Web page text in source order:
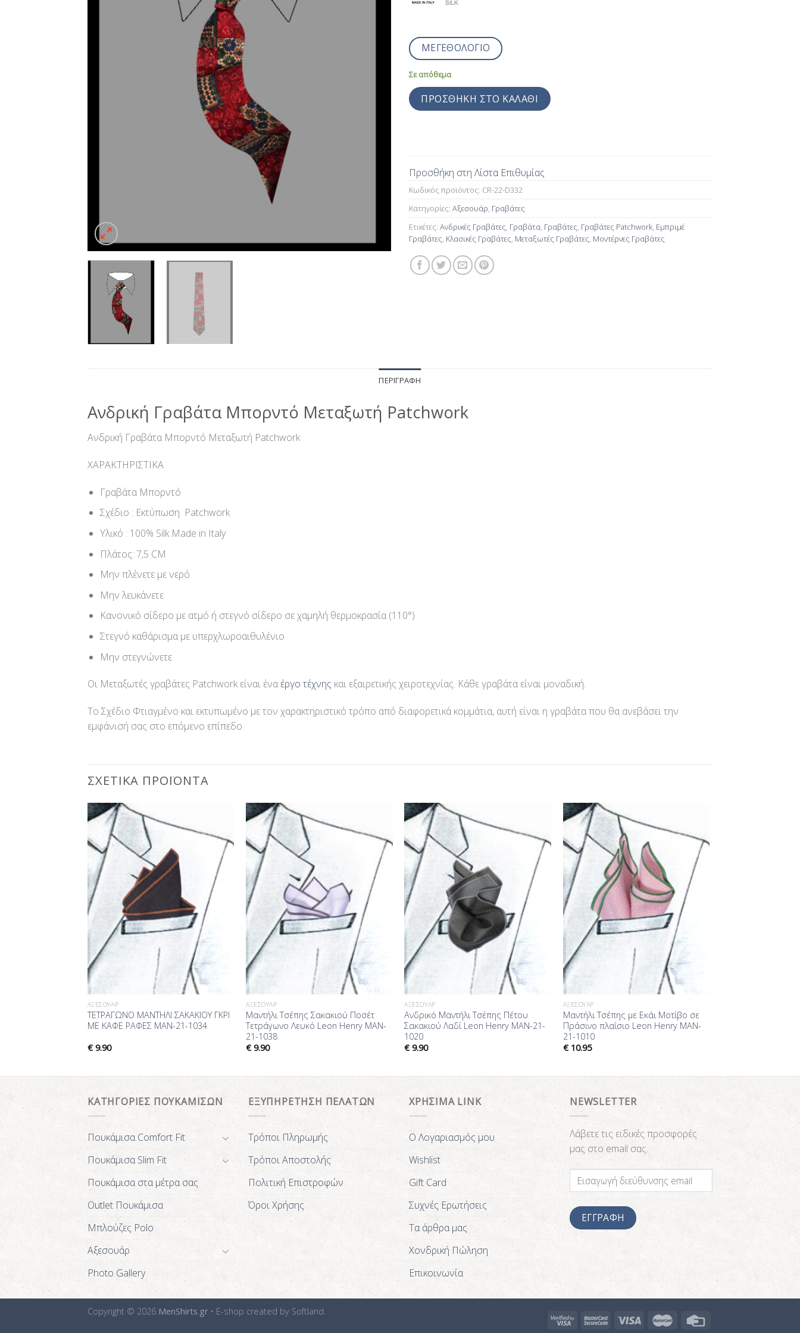
ΜΕΓΕΘΟΛΟΓΙΟ
Σε απόθεμα
ΠΡΟΣΘΉΚΗ ΣΤΟ ΚΑΛΆΘΙ
Προσθήκη στη Λίστα Επιθυμίας
Κωδικός προϊόντος: CR-22-D332
Κατηγορίες: Αξεσουάρ, Γραβάτες
Ετικέτες: Ανδρικές Γραβάτες, Γραβάτα, Γραβάτες, Γραβάτες Patchwork, Εμπριμέ
Γραβάτες, Κλασικές Γραβάτες, Μεταξωτές Γραβάτες, Μοντέρνες Γραβάτες
ΠΕΡΙΓΡΑΦΉ
Ανδρική Γραβάτα Μπορντό Μεταξωτή Patchwork
Ανδρική Γραβάτα Μπορντό Μεταξωτή Patchwork
ΧΑΡΑΚΤΗΡΙΣΤΙΚΑ
Γραβάτα Μπορντό
Σχέδιο : Εκτύπωση Patchwork
Υλικό : 100% Silk Made in Italy
Πλάτος: 7,5 CM
Μην πλένετε με νερό
Μην λευκάνετε
Κανονικό σίδερο με ατμό ή στεγνό σίδερο σε χαμηλή θερμοκρασία (110°)
Στεγνό καθάρισμα με υπερχλωροαιθυλένιο
Μην στεγνώνετε
Οι Μεταξωτές γραβάτες Patchwork είναι ένα έργο τέχνης και εξαιρετικής χειροτεχνίας. Κάθε γραβάτα είναι μοναδική.
Το Σχέδιο Φτιαγμένο και εκτυπωμένο με τον χαρακτηριστικό τρόπο από διαφορετικά κομμάτια, αυτή είναι η γραβάτα που θα ανεβάσει την
εμφάνισή σας στο επόμενο επίπεδο.
ΣΧΕΤΙΚΆ ΠΡΟΪΌΝΤΑ
Προσθήκη
στη Λίστα
Επιθυμίας
ΑΞΕΣΟΥΆΡ
ΤΕΤΡΑΓΩΝΟ ΜΑΝΤΗΛΙ ΣΑΚΑΚΙΟΥ ΓΚΡΙ
ΜΕ ΚΑΦΕ ΡΑΦΕΣ MAN-21-1034
€9.90
Προσθήκη
στη Λίστα
Επιθυμίας
ΑΞΕΣΟΥΆΡ
Μαντήλι Τσέπης Σακακιού Ποσέτ
Τετράγωνο Λευκό Leon Henry MAN-
21-1038
€9.90
Προσθήκη
στη Λίστα
Επιθυμίας
ΑΞΕΣΟΥΆΡ
Ανδρικό Μαντήλι Τσέπης Πέτου
Σακακιού Λαδί Leon Henry MAN-21-
1020
€9.90
Προσθήκη
στη Λίστα
Επιθυμίας
ΑΞΕΣΟΥΆΡ
Μαντήλι Τσέπης με Εκάι Μοτίβο σε
Πράσινο πλαίσιο Leon Henry MAN-
21-1010
€10.95
ΚΑΤΗΓΟΡΙΕΣ ΠΟΥΚΑΜΙΣΩΝ
Πουκάμισα Comfort Fit
Πουκάμισα Slim Fit
Πουκάμισα στα μέτρα σας
Outlet Πουκάμισα
Μπλούζες Polo
Αξεσουάρ
Photo Gallery
ΕΞΥΠΗΡΕΤΗΣΗ ΠΕΛΑΤΩΝ
Τρόποι Πληρωμής
Τρόποι Αποστολής
Πολιτική Επιστροφών
Όροι Χρήσης
ΧΡΗΣΙΜΑ LINK
Ο Λογαριασμός μου
Wishlist
Gift Card
Συχνές Ερωτήσεις
Τα άρθρα μας
Χονδρική Πώληση
Επικοινωνία
NEWSLETTER
Λάβετε τις ειδικές προσφορές
μας στο email σας.
Copyright © 2026 MenShirts.gr • E-shop created by Softland.